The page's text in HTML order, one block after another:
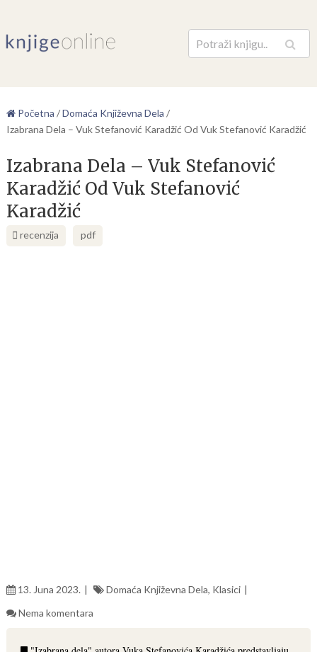
Pretraga
Početna /Domaća Književna Dela /
Izabrana Dela – Vuk Stefanović Karadžić Od Vuk Stefanović Karadžić
Izabrana Dela – Vuk Stefanović
Karadžić Od Vuk Stefanović
Karadžić
recenzija pdf
13. Juna 2023. Domaća Književna Dela, Klasici
Nema komentara